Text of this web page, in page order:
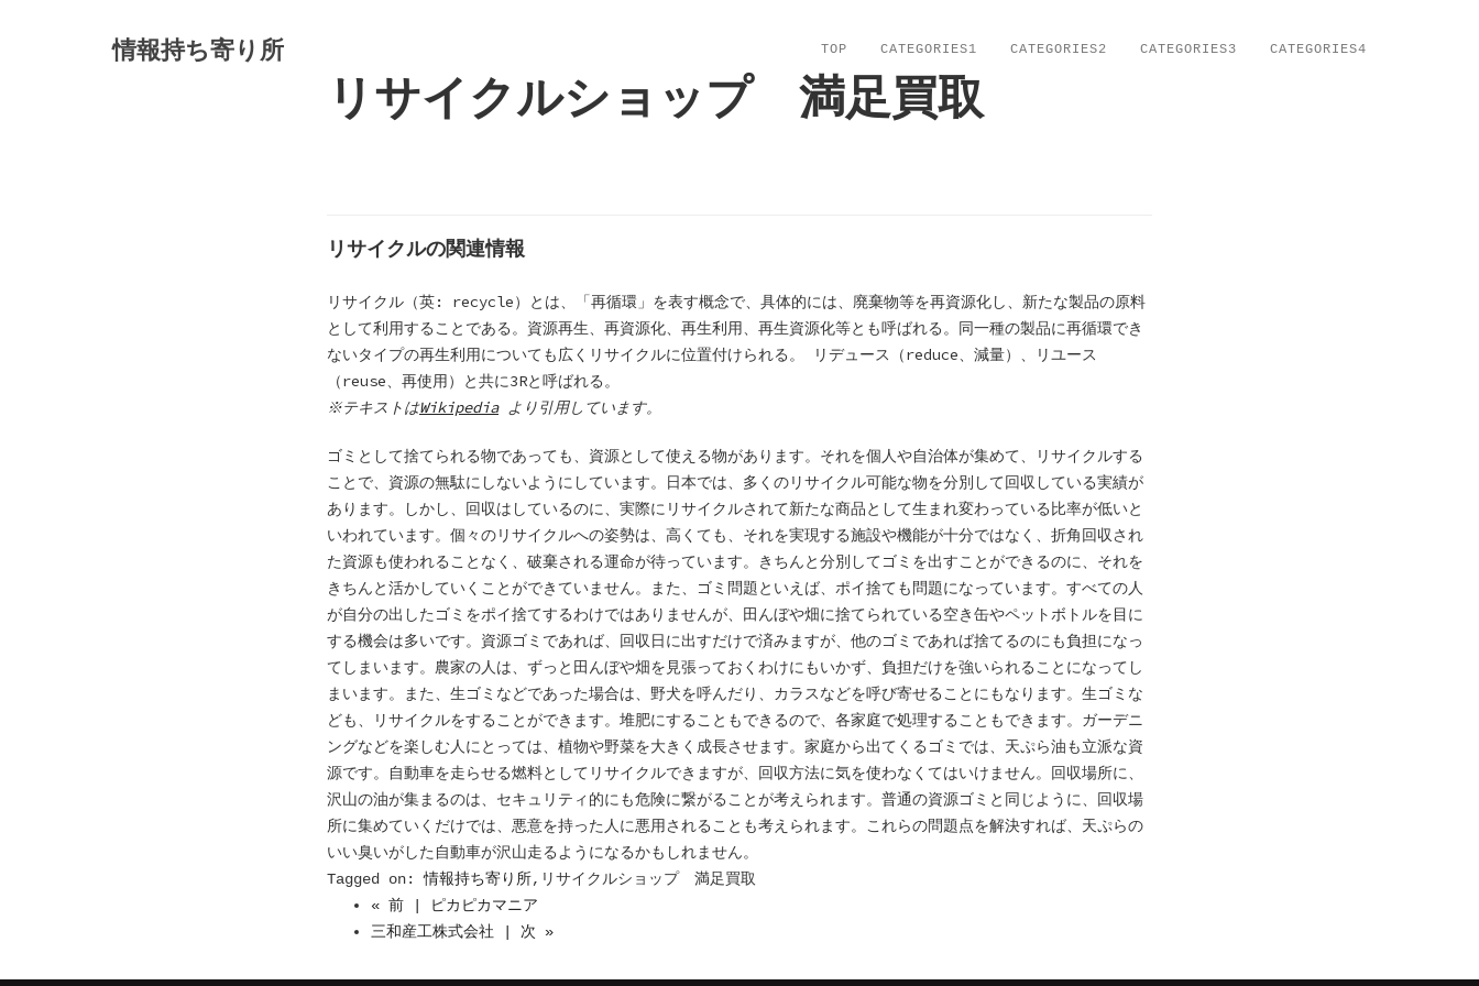
情報持ち寄り所 TOP CATEGORIES1 CATEGORIES2 CATEGORIES3 CATEGORIES4
リサイクルショップ 満足買取
リサイクルの関連情報
リサイクル（英: recycle）とは、「再循環」を表す概念で、具体的には、廃棄物等を再資源化し、新たな製品の原料
として利用することである。資源再生、再資源化、再生利用、再生資源化等とも呼ばれる。同一種の製品に再循環でき
ないタイプの再生利用についても広くリサイクルに位置付けられる。 リデュース（reduce、減量）、リユース
（reuse、再使用）と共に3Rと呼ばれる。
※テキストはWikipediaより引用しています。
ゴミとして捨てられる物であっても、資源として使える物があります。それを個人や自治体が集めて、リサイクルする
ことで、資源の無駄にしないようにしています。日本では、多くのリサイクル可能な物を分別して回収している実績が
あります。しかし、回収はしているのに、実際にリサイクルされて新たな商品として生まれ変わっている比率が低いと
いわれています。個々のリサイクルへの姿勢は、高くても、それを実現する施設や機能が十分ではなく、折角回収され
た資源も使われることなく、破棄される運命が待っています。きちんと分別してゴミを出すことができるのに、それを
きちんと活かしていくことができていません。また、ゴミ問題といえば、ポイ捨ても問題になっています。すべての人
が自分の出したゴミをポイ捨てするわけではありませんが、田んぼや畑に捨てられている空き缶やペットボトルを目に
する機会は多いです。資源ゴミであれば、回収日に出すだけで済みますが、他のゴミであれば捨てるのにも負担になっ
てしまいます。農家の人は、ずっと田んぼや畑を見張っておくわけにもいかず、負担だけを強いられることになってし
まいます。また、生ゴミなどであった場合は、野犬を呼んだり、カラスなどを呼び寄せることにもなります。生ゴミな
ども、リサイクルをすることができます。堆肥にすることもできるので、各家庭で処理することもできます。ガーデニ
ングなどを楽しむ人にとっては、植物や野菜を大きく成長させます。家庭から出てくるゴミでは、天ぷら油も立派な資
源です。自動車を走らせる燃料としてリサイクルできますが、回収方法に気を使わなくてはいけません。回収場所に、
沢山の油が集まるのは、セキュリティ的にも危険に繋がることが考えられます。普通の資源ゴミと同じように、回収場
所に集めていくだけでは、悪意を持った人に悪用されることも考えられます。これらの問題点を解決すれば、天ぷらの
いい臭いがした自動車が沢山走るようになるかもしれません。
Tagged on:情報持ち寄り所,リサイクルショップ 満足買取
« 前 | ピカピカマニア
三和産工株式会社 | 次 »